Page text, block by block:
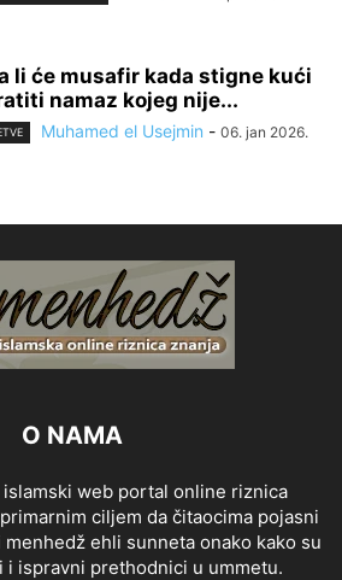
li će musafir kada stigne kući
namaz kojeg nije...
Muhamed el Usejmin - 06. jan 2026.
O NAMA
web portal online riznica
ciljem da čitaocima pojasni
ehli sunneta onako kako su
i ispravni prethodnici u ummetu.